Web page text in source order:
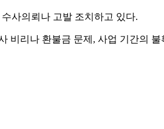
사의뢰나 고발 조치하고 있다.
비리나 환불금 문제, 사업 기간의